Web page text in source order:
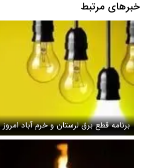
خبرهای مرتبط
برنامه قطع برق لرستان و خرم آباد امروز